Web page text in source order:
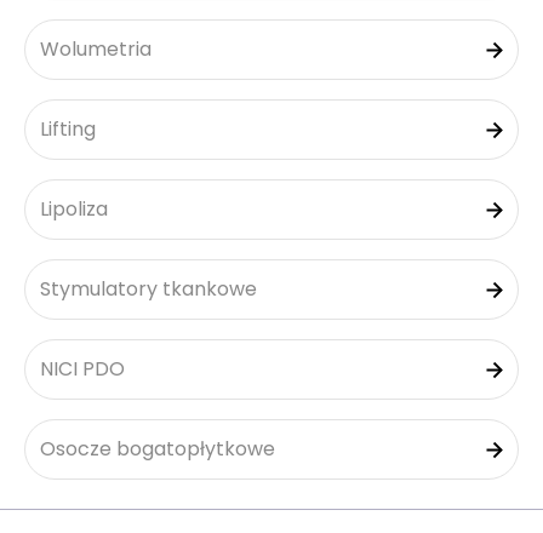
Wolumetria
Lifting
Lipoliza
Stymulatory tkankowe
NICI PDO
Osocze bogatopłytkowe